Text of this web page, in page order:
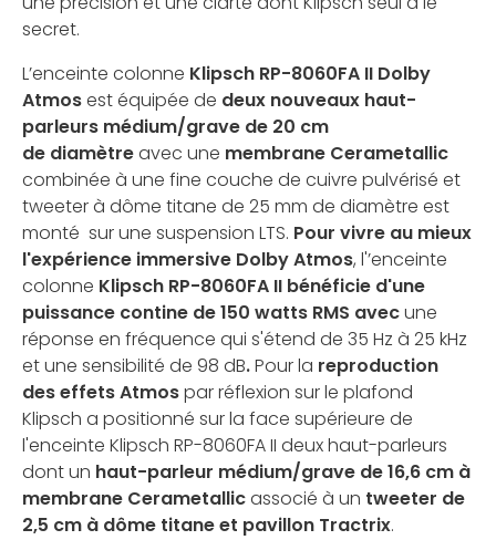
secret.
L’enceinte colonne Klipsch RP-8060FA II Dolby
Atmosest équipée de deux nouveaux haut-
parleurs médium/grave de 20 cm
de diamètreavec une membrane Cerametallic
combinée à une fine couche de cuivre pulvérisé et
tweeter à dôme titane de 25 mm de diamètre est
monté sur une suspension LTS. Pour vivre au mieux
l'expérience immersive Dolby Atmos, l'’enceinte
colonne Klipsch RP-8060FA II bénéficie d'une
puissance contine de 150 watts RMS avecune
réponse en fréquence qui s'étend de 35 Hz à 25 kHz
et une sensibilité de 98 dB.Pour la reproduction
des effets Atmospar réflexion sur le plafond
Klipsch a positionné sur la face supérieure de
l'enceinte Klipsch RP-8060FA II deux haut-parleurs
dont un haut-parleur médium/grave de 16,6 cm à
membrane Cerametallicassocié à un tweeter de
2,5 cm à dôme titane et pavillon Tractrix.